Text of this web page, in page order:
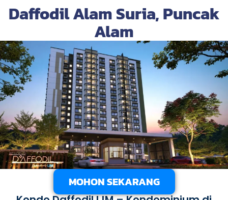
Daffodil Alam Suria, Puncak
Alam
MOHON SEKARANG